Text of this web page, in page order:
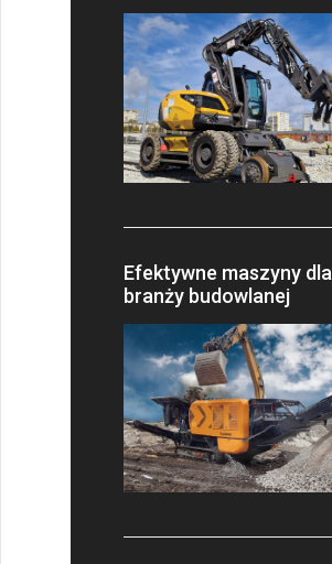
Efektywne maszyny dla
branży budowlanej